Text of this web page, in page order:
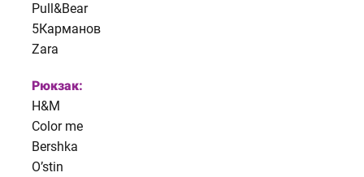
Pull&Bear
5Карманов
Zara
Рюкзак:
H&M
Color me
Bershka
O’stin